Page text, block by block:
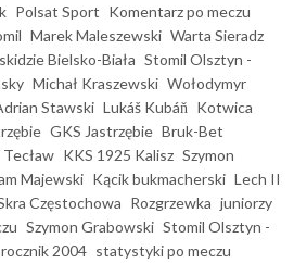
Polsat Sport Komentarz po meczu
Marek Maleszewski Warta Sieradz
Bielsko-Biała Stomil Olsztyn -
Michał Kraszewski Wołodymyr
Stawski Lukáš Kubáň Kotwica
GKS Jastrzębie Bruk-Bet
Tecław KKS 1925 Kalisz Szymon
Majewski Kącik bukmacherski Lech II
Częstochowa Rozgrzewka juniorzy
Szymon Grabowski Stomil Olsztyn -
2004 statystyki po meczu